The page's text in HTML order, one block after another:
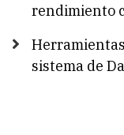
rendimiento
sistema de